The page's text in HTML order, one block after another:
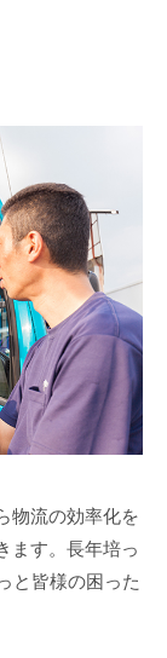
物流の効率化を
ます。長年培っ
と皆様の困った